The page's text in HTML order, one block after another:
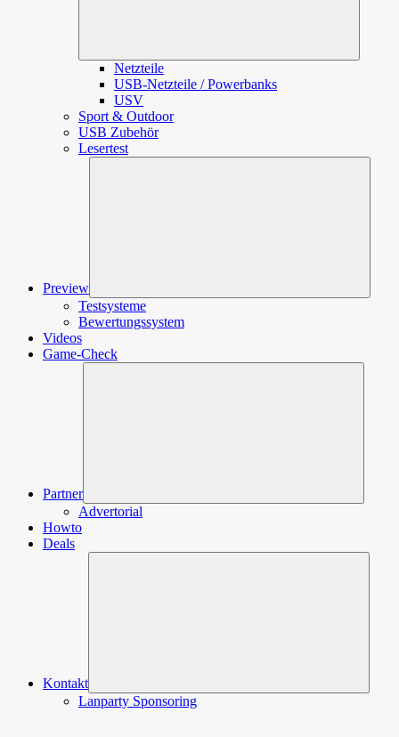
Netzteile
USB-Netzteile / Powerbanks
USV
Sport & Outdoor
USB Zubehör
Lesertest
Preview
Testsysteme
Bewertungssystem
Videos
Game-Check
Partner
Advertorial
Howto
Deals
Kontakt
Lanparty Sponsoring